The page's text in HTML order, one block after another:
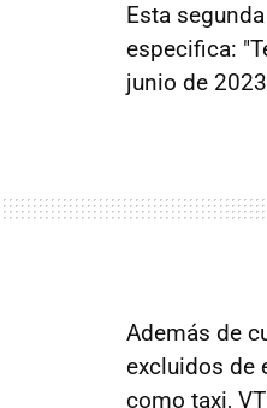
Esta
especifica:
junio de
Además de
excluidos de
como taxi,